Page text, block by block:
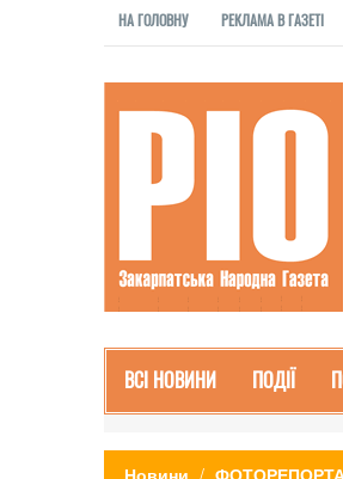
НА ГОЛОВНУ РЕКЛАМА В ГАЗЕТІ
ВСІ НОВИНИ ПОДІЇ
Новини